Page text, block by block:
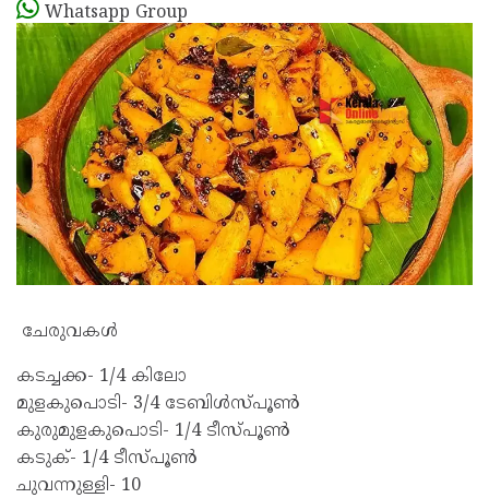
Whatsapp Group
ചേരുവകൾ
കടച്ചക്ക- 1/4 കിലോ
മുളകുപൊടി- 3/4 ടേബിൾസ്പൂൺ
കുരുമുളകുപൊടി- 1/4 ടീസ്പൂൺ
കടുക്- 1/4 ടീസ്പൂൺ
ചുവന്നുള്ളി- 10